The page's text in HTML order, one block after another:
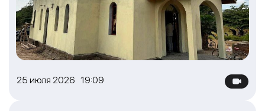
25 июля 2026 19:09